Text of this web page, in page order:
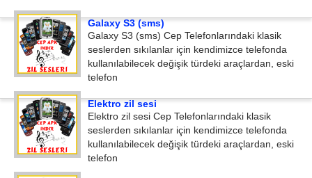
Galaxy S3 (sms)
Galaxy S3 (sms) Cep Telefonlarındaki klasik
seslerden sıkılanlar için kendimizce telefonda
kullanılabilecek değişik türdeki araçlardan, eski
telefon
Elektro zil sesi
Elektro zil sesi Cep Telefonlarındaki klasik
seslerden sıkılanlar için kendimizce telefonda
kullanılabilecek değişik türdeki araçlardan, eski
telefon